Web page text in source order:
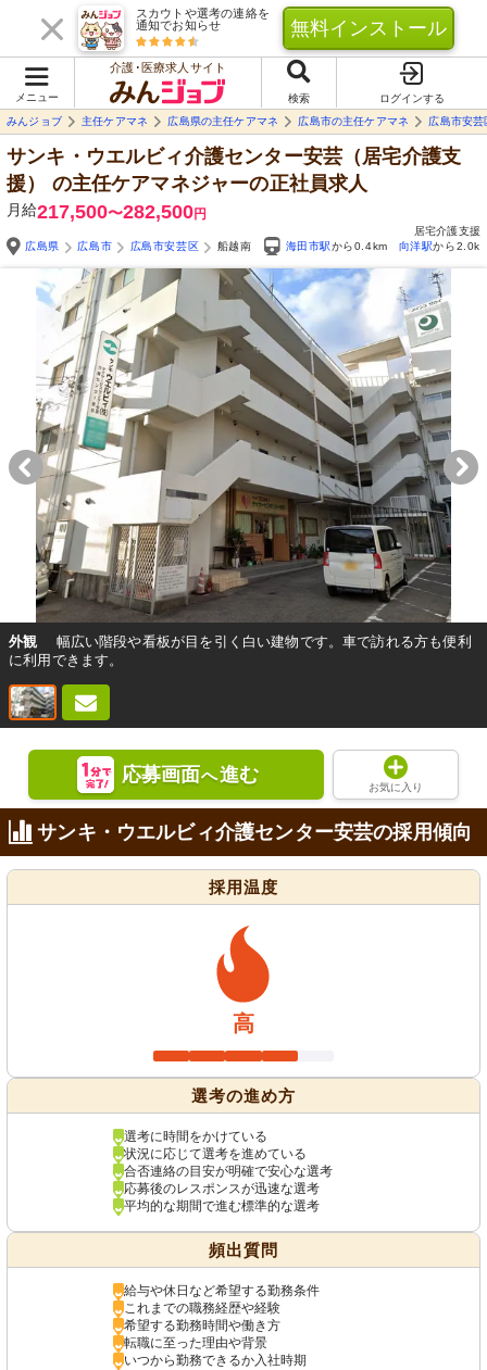
スカウトや選考の連絡を
通知でお知らせ
無料インストール
メニュー
介護･医療求人サイト
検索
ログインする
みんジョブ
主任ケアマネ 広島県の主任ケアマネ 広島市の主任ケアマネ 広島市安
サンキ・ウエルビィ介護センター安芸（居宅介護支
援）
の主任ケアマネジャーの正社員求人
月給217,500〜282,500円
居宅介護支援
広島県
広島市 広島市安芸区 船越南 海田市駅から0.4km 向洋駅から
外観
幅広い階段や看板が目を引く白い建物です。車で訪れる方も便利
に利用できます。
応募画面へ進む
お気に入り
サンキ・ウエルビィ介護センター安芸の採用傾向
採用温度
高
選考の進め方
選考に時間をかけている
状況に応じて選考を進めている
合否連絡の目安が明確で安心な選考
応募後のレスポンスが迅速な選考
平均的な期間で進む標準的な選考
頻出質問
給与や休日など希望する勤務条件
これまでの職務経歴や経験
希望する勤務時間や働き方
転職に至った理由や背景
いつから勤務できるか入社時期